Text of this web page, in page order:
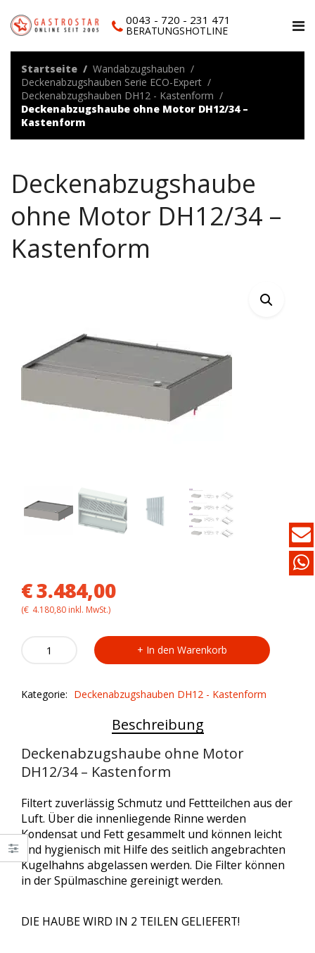
0043 - 720 - 231 471
BERATUNGSHOTLINE
Startseite
Wandabzugshauben
Deckenabzugshauben Serie ECO-Expert
Deckenabzugshauben DH12 - Kastenform
Deckenabzugshaube ohne Motor DH12/34 –
Kastenform
Deckenabzugshaube
ohne Motor DH12/34 –
Kastenform
€3.484,00
(€ 4.180,80 inkl. MwSt.)
Deckenabzugshaube
-
In den Warenkorb
Kategorie: Deckenabzugshauben DH12 - Kastenform
Beschreibung
Deckenabzugshaube ohne Motor
DH12/34 – Kastenform
Filtert zuverlässig Schmutz und Fettteilchen aus der
Luft. Über die innenliegende Rinne werden
Kondensat und Fett gesammelt und können leicht
und hygienisch mit Hilfe des seitlich angebrachten
Kugelhahns abgelassen werden. Die Filter können
in der Spülmaschine gereinigt werden.
DIE HAUBE WIRD IN 2 TEILEN GELIEFERT!